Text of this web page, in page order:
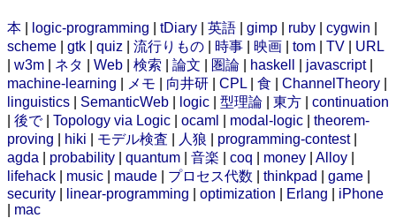
本 logic-programming tDiary 英語 gimp ruby cygwin
scheme
gtk quiz 流行りもの 時事 映画 tom TV
URL
w3m ネタ Web 検索 論文 圏論 haskell javascript|
machine-learning
メモ 向井研 CPL 食 ChannelTheory
linguistics
SemanticWeb logic 型理論 東方
continuation
後で| Topology via Logic ocaml modal-logic
theorem-
proving
hiki モデル検査 人狼 programming-contest|
agda
probability quantum 音楽 coq money Alloy
lifehack
music maude プロセス代数 thinkpad game
security
linear-programming optimization Erlang
iPhone
mac